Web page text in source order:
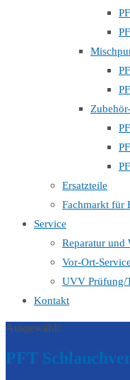
Ersatzteile
Fachmarkt für
Service
Reparatur und
Vor-Ort-Service
UVV Prüfung/
Kontakt
Ausgewählt:
PFT